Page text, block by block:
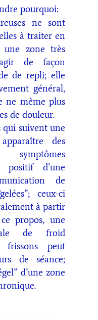
pourquoi:
ne sont
à traiter en
zone très
de façon
de repli; elle
général,
ne même plus
de douleur.
qui suivent une
des
symptômes
positif d’une
de
ceux-ci
à partir
propos, une
de froid
frissons peut
de séance;
d’une zone